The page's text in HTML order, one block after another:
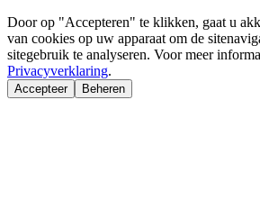
Door op "Accepteren" te klikken, gaat u
van cookies op uw apparaat om de
sitegebruik te analyseren. Voor meer
Privacyverklaring.
Accepteer Beheren